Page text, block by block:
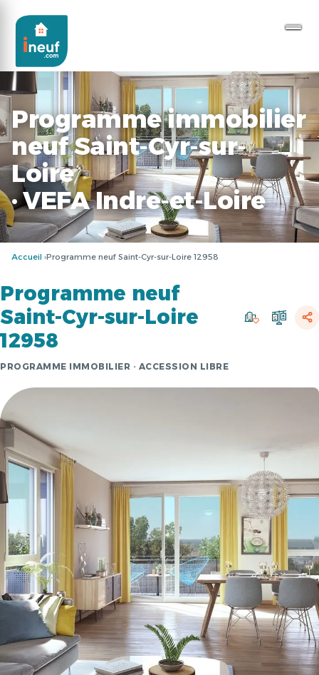
Programme immobilier
neuf Saint-Cyr-sur-
Loire
· VEFA Indre-et-Loire
Accueil Programme neuf Saint-Cyr-sur-Loire 12958
Programme neuf
Saint-Cyr-sur-Loire
12958
PROGRAMME IMMOBILIER · ACCESSION LIBRE